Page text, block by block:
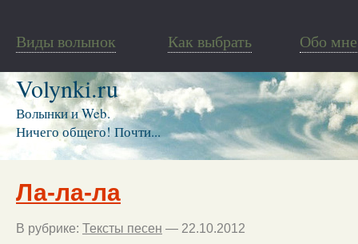
Виды волынок Как выбрать Обо мне
Volynki.ru
Волынки и Web.
Ничего общего! Почти...
Ла-ла-ла
В рубрике: Тексты песен — 22.10.2012